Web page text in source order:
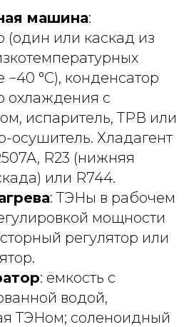
машина:
(один или каскад из
°C), конденсатор
охлаждения с
испаритель, ТРВ или
осушитель. Хладагент
R23 (нижняя
или R744.
: ТЭНы в рабочем
мощности
регулятор или
: ёмкость с
водой,
ТЭНом; соленоидный